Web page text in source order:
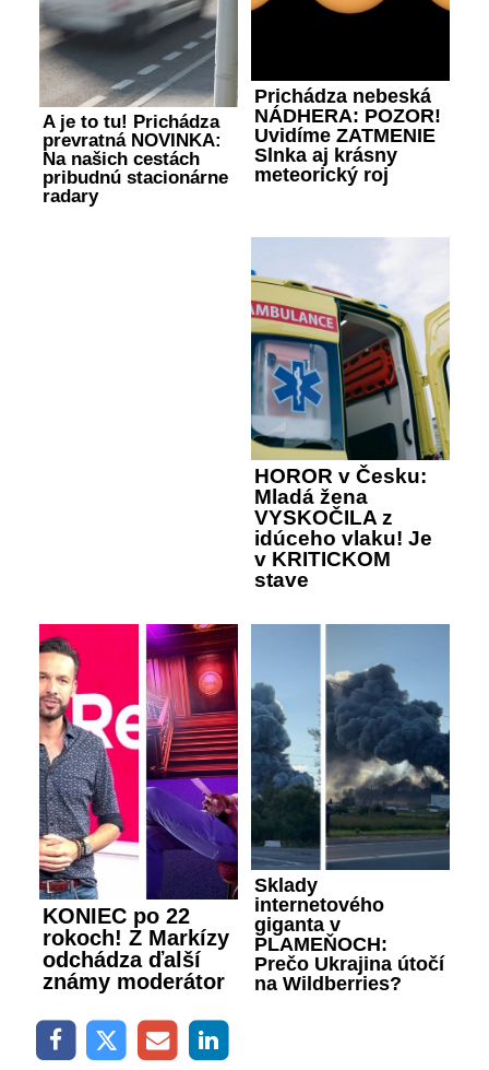
A je to tu! Prichádza
prevratná NOVINKA:
Na našich cestách
pribudnú stacionárne
radary
Prichádza nebeská
NÁDHERA: POZOR!
Uvidíme ZATMENIE
Slnka aj krásny
meteorický roj
HOROR v Česku:
Mladá žena
VYSKOČILA z
idúceho vlaku! Je
v KRITICKOM
stave
KONIEC po 22
rokoch! Z Markízy
odchádza ďalší
známy moderátor
Sklady
internetového
giganta v
PLAMEŇOCH:
Prečo Ukrajina útočí
na Wildberries?